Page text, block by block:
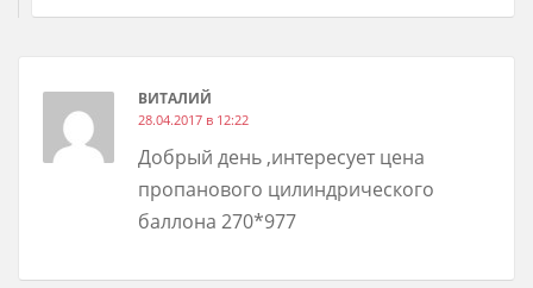
ВИТАЛИЙ
28.04.2017 в 12:22
Добрый день ,интересует цена
пропанового цилиндрического
баллона 270*977